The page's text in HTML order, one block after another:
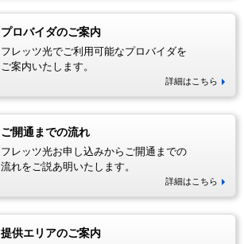
プロバイダのご案内
フレッツ光でご利用可能なプロバイダを
ご案内いたします。
詳細はこちら
ご開通までの流れ
フレッツ光お申し込みからご開通までの
流れをご説あ明いたします。
詳細はこちら
提供エリアのご案内